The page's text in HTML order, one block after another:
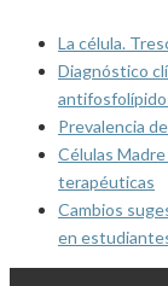
La célula.
Diagnóstico
Prevalencia
Células
terapéuticas
Cambios
en